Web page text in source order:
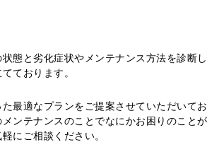
態と劣化症状やメンテナンス方法を診断し
ております。
最適なプランをご提案させていただいてお
ンテナンスのことでなにかお困りのことが
にご相談ください。